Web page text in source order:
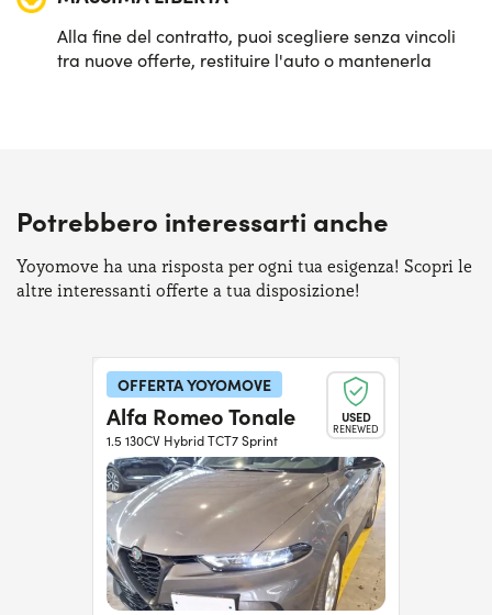
Alla fine del contratto, puoi scegliere senza vincoli
tra nuove offerte, restituire l'auto o mantenerla
Potrebbero interessarti anche
Yoyomove ha una risposta per ogni tua esigenza! Scopri le
altre interessanti offerte a tua disposizione!
OFFERTA YOYOMOVE
USED
RENEWED
Alfa Romeo Tonale
1.5 130CV Hybrid TCT7 Sprint